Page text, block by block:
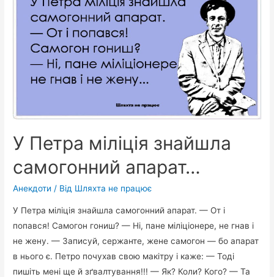
крик…
У Петра міліція знайшла
самогонний апарат…
Анекдоти / Від Шляхта не працює
У Петра міліція знайшла самогонний апарат. — От і
попався! Самогон гониш? — Ні, пане міліціонере, не гнав і
не жену. — Записуй, сержанте, жене самогон — бо апарат
в нього є. Петро почухав свою макітру і каже: — Тоді
пишіть мені ще й зґвалтування!!! — Як? Коли? Кого? — Та